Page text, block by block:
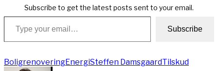
Subscribe to get the latest posts sent to your email.
Type your email…
Subscribe
BoligrenoveringEnergiSteffen DamsgaardTilskud